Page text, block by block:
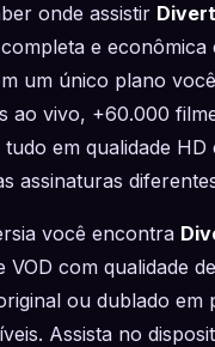
onde assistir
e econômica
um único plano
ao vivo, +60.000
em qualidade HD
assinaturas
você encontra
VOD com qualidade
ou dublado em
Assista no